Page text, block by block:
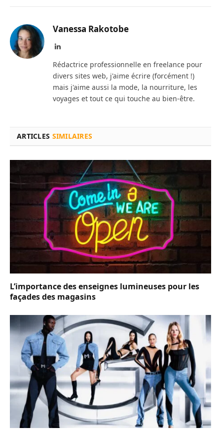
Vanessa Rakotobe
LinkedIn
Rédactrice professionnelle en freelance pour
divers sites web, j'aime écrire (forcément !)
mais j'aime aussi la mode, la nourriture, les
voyages et tout ce qui touche au bien-être.
ARTICLES SIMILAIRES
L’importance des enseignes lumineuses pour les
façades des magasins